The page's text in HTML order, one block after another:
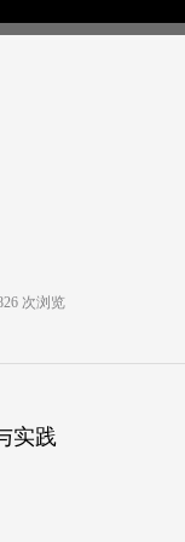
次浏览